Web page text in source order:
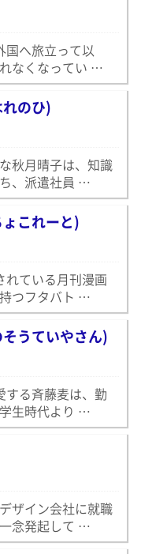
国へ旅立って以
なくなってい …
のひ)
秋月晴子は、知識
、派遣社員 …
これーと)
れている月刊漫画
つフタバト …
うていやさん)
する斉藤麦は、勤
生時代より …
ザイン会社に就職
念発起して …